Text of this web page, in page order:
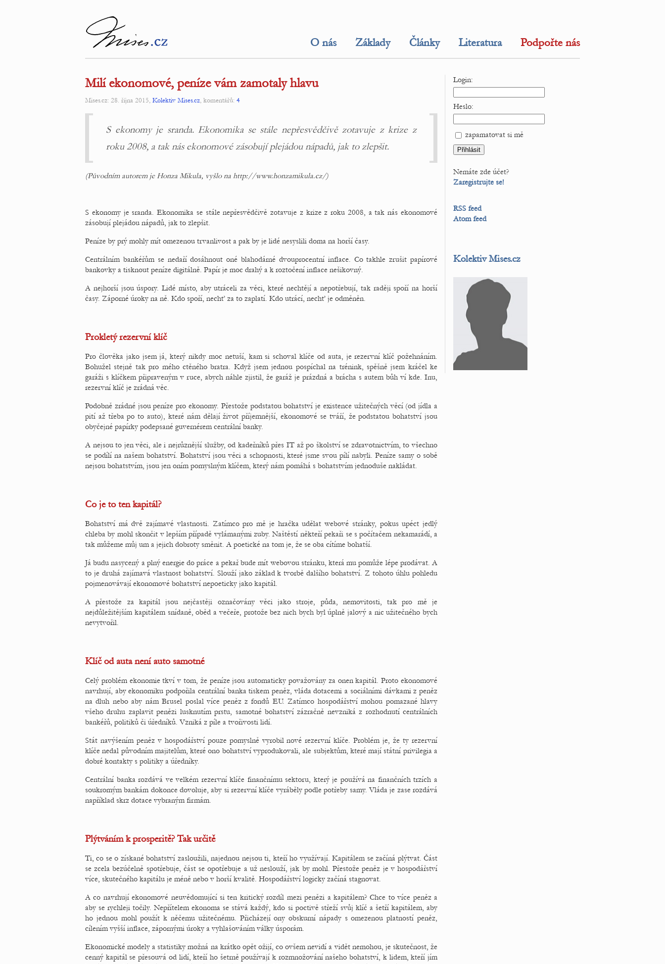
O nás Základy Články Literatura Podpořte nás
Milí ekonomové, peníze vám zamotaly hlavu
Mises.cz: 28. října 2015, Kolektiv Mises.cz, komentářů: 4
S ekonomy je sranda. Ekonomika se stále nepřesvědčivě zotavuje z krize z
roku 2008, a tak nás ekonomové zásobují plejádou nápadů, jak to zlepšit.
(Původním autorem je Honza Mikula, vyšlo na http://www.honzamikula.cz/)
S ekonomy je sranda. Ekonomika se stále nepřesvědčivě zotavuje z krize z roku 2008, a tak nás ekonomové
zásobují plejádou nápadů, jak to zlepšit.
Peníze by prý mohly mít omezenou trvanlivost a pak by je lidé nesyslili doma na horší časy.
Centrálním bankéřům se nedaří dosáhnout oné blahodárné dvouprocentní inflace. Co takhle zrušit papírové
bankovky a tisknout peníze digitálně. Papír je moc drahý a k roztočení inflace nešikovný.
A nejhorší jsou úspory. Lidé místo, aby utráceli za věci, které nechtějí a nepotřebují, tak raději spoří na horší
časy. Záporné úroky na ně. Kdo spoří, nechť za to zaplatí. Kdo utrácí, nechť je odměněn.
Prokletý rezervní klíč
Pro člověka jako jsem já, který nikdy moc netuší, kam si schoval klíče od auta, je rezervní klíč požehnáním.
Bohužel stejně tak pro mého ctěného bratra. Když jsem jednou pospíchal na trénink, spěšně jsem kráčel ke
garáži s klíčkem připraveným v ruce, abych náhle zjistil, že garáž je prázdná a brácha s autem bůh ví kde. Inu,
rezervní klíč je zrádná věc.
Podobně zrádné jsou peníze pro ekonomy. Přestože podstatou bohatství je existence užitečných věcí (od jídla a
pití až třeba po to auto), které nám dělají život příjemnější, ekonomové se tváří, že podstatou bohatství jsou
obyčejné papírky podepsané guvernérem centrální banky.
A nejsou to jen věci, ale i nejrůznější služby, od kadeřníků přes IT až po školství se zdravotnictvím, to všechno
se podílí na našem bohatství. Bohatství jsou věci a schopnosti, které jsme svou pílí nabyli. Peníze samy o sobě
nejsou bohatstvím, jsou jen oním pomyslným klíčem, který nám pomáhá s bohatstvím jednoduše nakládat.
Co je to ten kapitál?
Bohatství má dvě zajímavé vlastnosti. Zatímco pro mě je hračka udělat webové stránky, pokus upéct jedlý
chleba by mohl skončit v lepším případě vylámanými zuby. Naštěstí někteří pekaři se s počítačem nekamarádí, a
tak můžeme můj um a jejich dobroty směnit. A poetické na tom je, že se oba cítíme bohatší.
Já budu nasycený a plný energie do práce a pekař bude mít webovou stránku, která mu pomůže lépe prodávat. A
to je druhá zajímavá vlastnost bohatství. Slouží jako základ k tvorbě dalšího bohatství. Z tohoto úhlu pohledu
pojmenovávají ekonomové bohatství nepoeticky jako kapitál.
A přestože za kapitál jsou nejčastěji označovány věci jako stroje, půda, nemovitosti, tak pro mě je
nejdůležitějším kapitálem snídaně, oběd a večeře, protože bez nich bych byl úplně jalový a nic užitečného bych
nevytvořil.
Klíč od auta není auto samotné
Celý problém ekonomie tkví v tom, že peníze jsou automaticky považovány za onen kapitál. Proto ekonomové
navrhují, aby ekonomiku podpořila centrální banka tiskem peněz, vláda dotacemi a sociálními dávkami z peněz
na dluh nebo aby nám Brusel poslal více peněz z fondů EU. Zatímco hospodářství mohou pomazané hlavy
všeho druhu zaplavit penězi lusknutím prstu, samotné bohatství zázračně nevzniká z rozhodnutí centrálních
bankéřů, politiků či úředníků. Vzniká z píle a tvořivosti lidí.
Stát navýšením peněz v hospodářství pouze pomyslně vyrobil nové rezervní klíče. Problém je, že ty rezervní
klíče nedal původním majitelům, které ono bohatství vyprodukovali, ale subjektům, které mají státní privilegia a
dobré kontakty s politiky a úředníky.
Centrální banka rozdává ve velkém rezervní klíče finančnímu sektoru, který je používá na finančních trzích a
soukromým bankám dokonce dovoluje, aby si rezervní klíče vyráběly podle potřeby samy. Vláda je zase rozdává
například skrz dotace vybraným firmám.
Plýtváním k prosperitě? Tak určitě
Ti, co se o získané bohatství zasloužili, najednou nejsou ti, kteří ho využívají. Kapitálem se začíná plýtvat. Část
se zcela bezúčelně spotřebuje, část se opotřebuje a už neslouží, jak by mohl. Přestože peněz je v hospodářství
více, skutečného kapitálu je méně nebo v horší kvalitě. Hospodářství logicky začíná stagnovat.
A co navrhují ekonomové neuvědomující si ten kritický rozdíl mezi penězi a kapitálem? Chce to více peněz a
aby se rychleji točily. Nepřítelem ekonoma se stává každý, kdo si poctivě střeží svůj klíč a šetří kapitálem, aby
ho jednou mohl použít k něčemu užitečnému. Přicházejí ony obskurní nápady s omezenou platností peněz,
cílením vyšší inflace, zápornými úroky a vyhlašováním války úsporám.
Ekonomické modely a statistiky možná na krátko opět ožijí, co ovšem nevidí a vidět nemohou, je skutečnost, že
cenný kapitál se přesouvá od lidí, kteří ho šetrně používají k rozmnožování našeho bohatství, k lidem, kteří jím
Login:
Heslo:
zapamatovat si mě
Nemáte zde účet?
Zaregistrujte se!
RSS feed
Atom feed
Kolektiv Mises.cz